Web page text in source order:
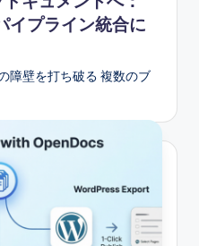
プライン統合に
障壁を打ち破る 複数のブ